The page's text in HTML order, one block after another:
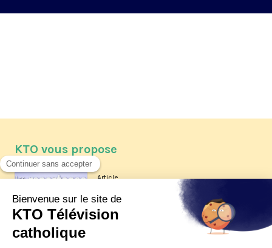
KTO vous propose
Article
Les reportages d'été 2026 de KTO